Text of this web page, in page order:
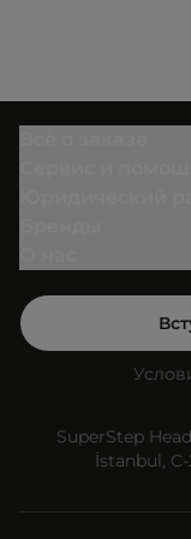
SuperStep
İstanbul,